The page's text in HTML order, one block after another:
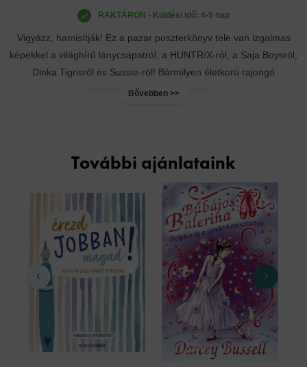
Vigyázz, hamisítják! Ez a pazar poszterkönyv tele van izgalmas
képekkel a világhírű lánycsapatról, a HUNTR/X-ról, a Saja Boysról,
Dinka Tigrisről és Sussie-ról! Bármilyen életkorú rajongó
otthonának falán helye lehet...
Bővebben >>
RAKTÁRON - Küldési idő: 4-5 nap
További ajánlataink